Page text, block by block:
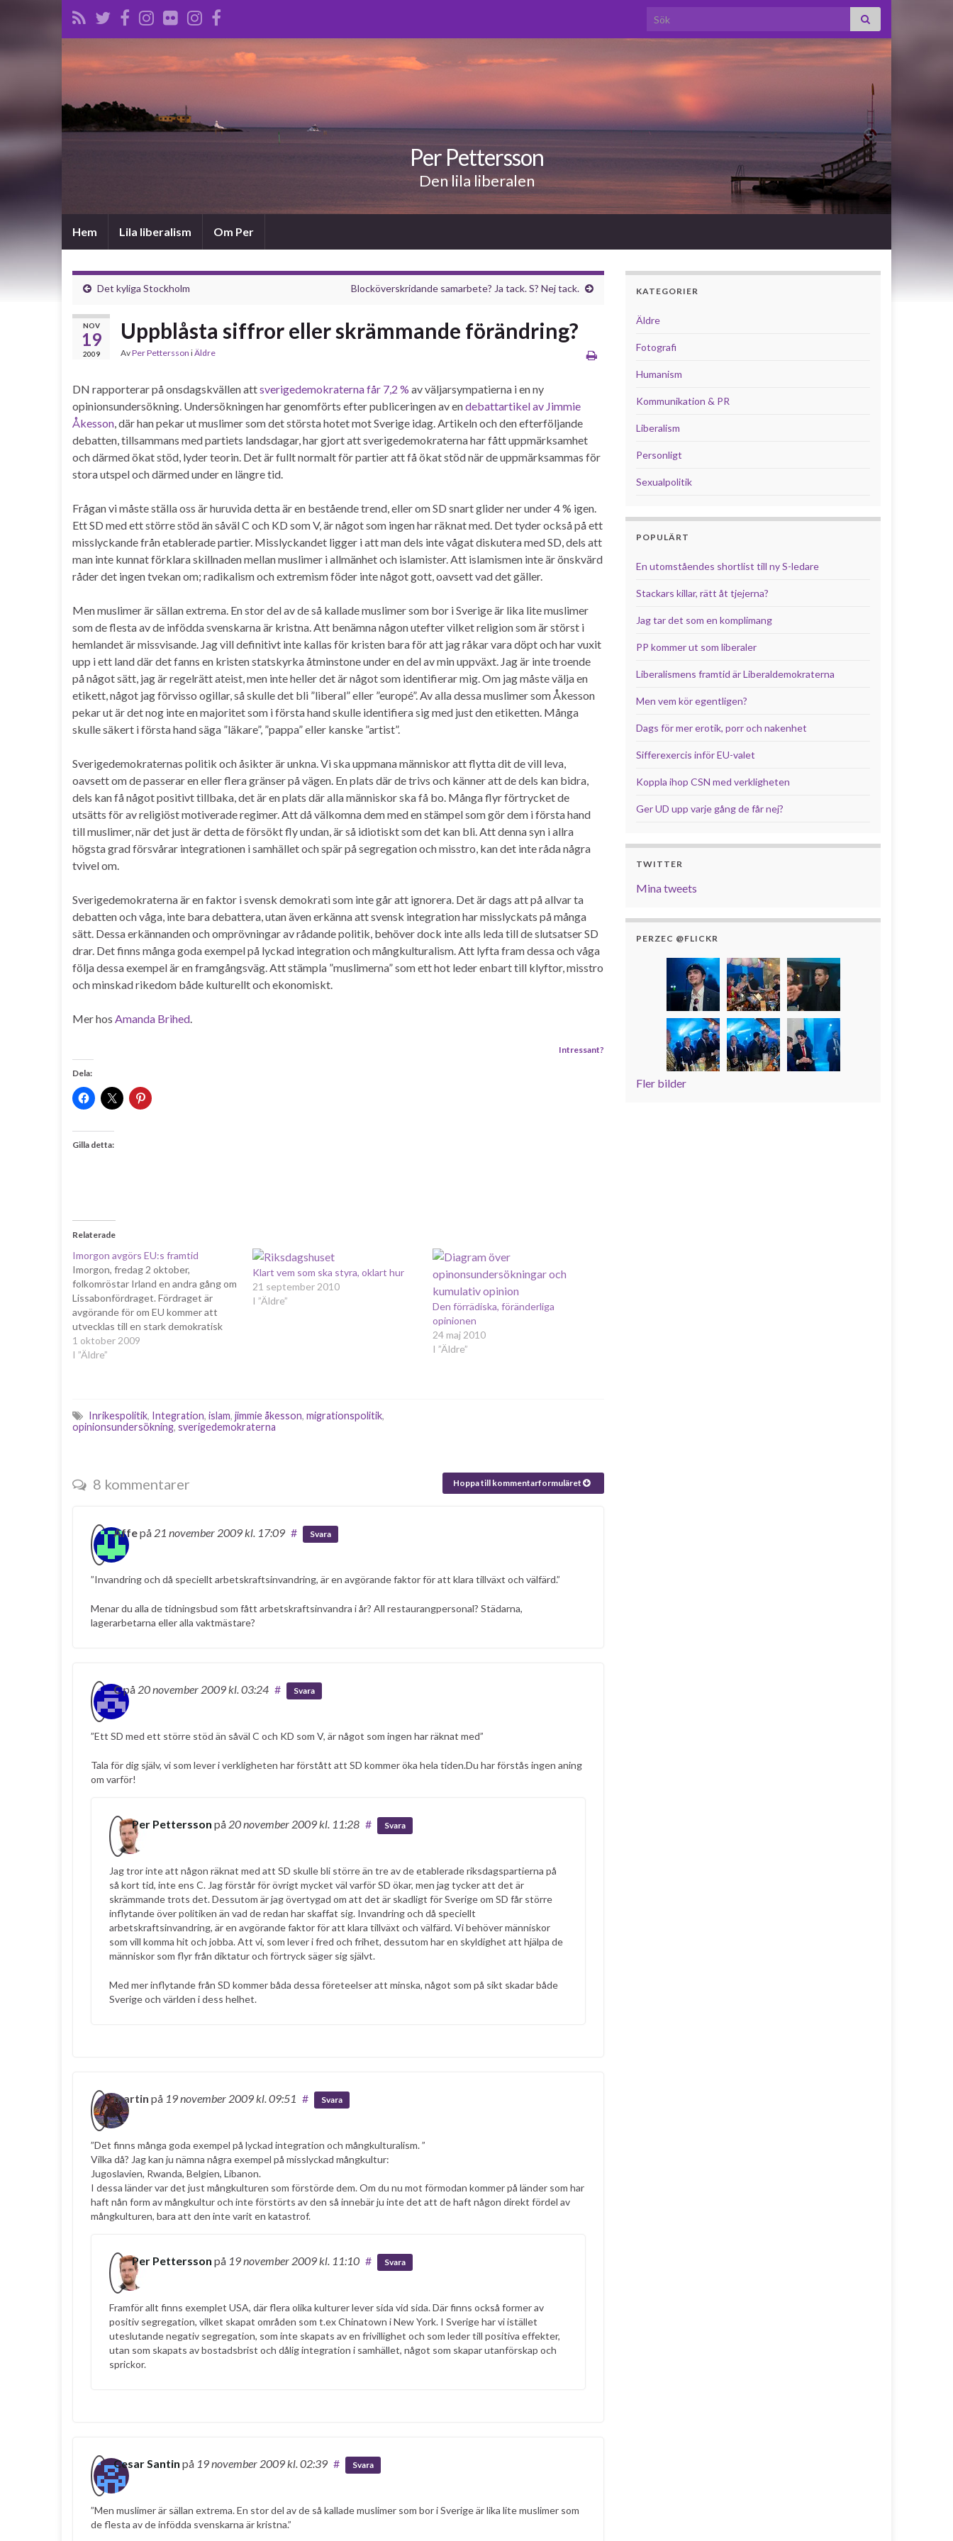
Search for:
Per Pettersson
Den lila liberalen
Hem Lila liberalism Om Per
Det kyliga Stockholm Blocköverskridande samarbete? Ja tack. S? Nej tack.
NOV
19
2009
Uppblåsta siffror eller skrämmande förändring?
AvPer Pettersson iÄldre
DN rapporterar på onsdagskvällen attsverigedemokraterna får 7,2 % av väljarsympatierna i en ny
opinionsundersökning. Undersökningen har genomförts efter publiceringen av endebattartikel av Jimmie
Åkesson, där han pekar ut muslimer som det största hotet mot Sverige idag. Artikeln och den efterföljande
debatten, tillsammans med partiets landsdagar, har gjort att sverigedemokraterna har fått uppmärksamhet
och därmed ökat stöd, lyder teorin. Det är fullt normalt för partier att få ökat stöd när de uppmärksammas för
stora utspel och därmed under en längre tid.
Frågan vi måste ställa oss är huruvida detta är en bestående trend, eller om SD snart glider ner under 4 % igen.
Ett SD med ett större stöd än såväl C och KD som V, är något som ingen har räknat med. Det tyder också på ett
misslyckande från etablerade partier. Misslyckandet ligger i att man dels inte vågat diskutera med SD, dels att
man inte kunnat förklara skillnaden mellan muslimer i allmänhet och islamister. Att islamismen inte är önskvärd
råder det ingen tvekan om; radikalism och extremism föder inte något gott, oavsett vad det gäller.
Men muslimer är sällan extrema. En stor del av de så kallade muslimer som bor i Sverige är lika lite muslimer
som de flesta av de infödda svenskarna är kristna. Att benämna någon utefter vilket religion som är störst i
hemlandet är missvisande. Jag vill definitivt inte kallas för kristen bara för att jag råkar vara döpt och har vuxit
upp i ett land där det fanns en kristen statskyrka åtminstone under en del av min uppväxt. Jag är inte troende
på något sätt, jag är regelrätt ateist, men inte heller det är något som identifierar mig. Om jag måste välja en
etikett, något jag förvisso ogillar, så skulle det bli ”liberal” eller ”europé”. Av alla dessa muslimer som Åkesson
pekar ut är det nog inte en majoritet som i första hand skulle identifiera sig med just den etiketten. Många
skulle säkert i första hand säga ”läkare”, ”pappa” eller kanske ”artist”.
Sverigedemokraternas politik och åsikter är unkna. Vi ska uppmana människor att flytta dit de vill leva,
oavsett om de passerar en eller flera gränser på vägen. En plats där de trivs och känner att de dels kan bidra,
dels kan få något positivt tillbaka, det är en plats där alla människor ska få bo. Många flyr förtrycket de
utsätts för av religiöst motiverade regimer. Att då välkomna dem med en stämpel som gör dem i första hand
till muslimer, när det just är detta de försökt fly undan, är så idiotiskt som det kan bli. Att denna syn i allra
högsta grad försvårar integrationen i samhället och spär på segregation och misstro, kan det inte råda några
tvivel om.
Sverigedemokraterna är en faktor i svensk demokrati som inte går att ignorera. Det är dags att på allvar ta
debatten och våga, inte bara debattera, utan även erkänna att svensk integration har misslyckats på många
sätt. Dessa erkännanden och omprövningar av rådande politik, behöver dock inte alls leda till de slutsatser SD
drar. Det finns många goda exempel på lyckad integration och mångkulturalism. Att lyfta fram dessa och våga
följa dessa exempel är en framgångsväg. Att stämpla ”muslimerna” som ett hot leder enbart till klyftor, misstro
och minskad rikedom både kulturellt och ekonomiskt.
Mer hos Amanda Brihed.
Intressant?
Dela:
Gilla detta:
Relaterade
Imorgon avgörs EU:s framtid
Imorgon, fredag 2 oktober,
folkomröstar Irland en andra gång om
Lissabonfördraget. Fördraget är
avgörande för om EU kommer att
utvecklas till en stark demokratisk
maktfaktor på världsscenen, eller om
utvecklingen kommer att gå mot
begränsade. Dessutom kommer
maktdelningen…
1 oktober 2009
I ”Äldre”
Klart vem som ska styra, oklart hur
21 september 2010
I ”Äldre”
Den förrädiska, föränderliga
opinionen
24 maj 2010
I ”Äldre”
Inrikespolitik, Integration, islam, jimmie åkesson, migrationspolitik,
opinionsundersökning, sverigedemokraterna
8 kommentarer Hoppa till kommentarformuläret
Affepå 21 november 2009kl. 17:09 # Svara
”Invandring och då speciellt arbetskraftsinvandring, är en avgörande faktor för att klara tillväxt och välfärd.”
Menar du alla de tidningsbud som fått arbetskraftsinvandra i år? All restaurangpersonal? Städarna,
lagerarbetarna eller alla vaktmästare?
Cpå 20 november 2009kl. 03:24 # Svara
”Ett SD med ett större stöd än såväl C och KD som V, är något som ingen har räknat med”
Tala för dig själv, vi som lever i verkligheten har förstått att SD kommer öka hela tiden.Du har förstås ingen aning
om varför!
Per Pettersson på 20 november 2009kl. 11:28 # Svara
Jag tror inte att någon räknat med att SD skulle bli större än tre av de etablerade riksdagspartierna på
så kort tid, inte ens C. Jag förstår för övrigt mycket väl varför SD ökar, men jag tycker att det är
skrämmande trots det. Dessutom är jag övertygad om att det är skadligt för Sverige om SD får större
inflytande över politiken än vad de redan har skaffat sig. Invandring och då speciellt
arbetskraftsinvandring, är en avgörande faktor för att klara tillväxt och välfärd. Vi behöver människor
som vill komma hit och jobba. Att vi, som lever i fred och frihet, dessutom har en skyldighet att hjälpa de
människor som flyr från diktatur och förtryck säger sig självt.
Med mer inflytande från SD kommer båda dessa företeelser att minska, något som på sikt skadar både
Sverige och världen i dess helhet.
martin på 19 november 2009kl. 09:51 # Svara
”Det finns många goda exempel på lyckad integration och mångkulturalism. ”
Vilka då? Jag kan ju nämna några exempel på misslyckad mångkultur:
Jugoslavien, Rwanda, Belgien, Libanon.
I dessa länder var det just mångkulturen som förstörde dem. Om du nu mot förmodan kommer på länder som har
haft nån form av mångkultur och inte förstörts av den så innebär ju inte det att de haft någon direkt fördel av
mångkulturen, bara att den inte varit en katastrof.
Per Pettersson på 19 november 2009kl. 11:10 # Svara
Framför allt finns exemplet USA, där flera olika kulturer lever sida vid sida. Där finns också former av
positiv segregation, vilket skapat områden som t.ex Chinatown i New York. I Sverige har vi istället
uteslutande negativ segregation, som inte skapats av en frivillighet och som leder till positiva effekter,
utan som skapats av bostadsbrist och dålig integration i samhället, något som skapar utanförskap och
sprickor.
Cesar Santin på 19 november 2009kl. 02:39 # Svara
”Men muslimer är sällan extrema. En stor del av de så kallade muslimer som bor i Sverige är lika lite muslimer som
de flesta av de infödda svenskarna är kristna.”
KATEGORIER
Äldre
Fotografi
Humanism
Kommunikation & PR
Liberalism
Personligt
Sexualpolitik
POPULÄRT
En utomståendes shortlist till ny S-ledare
Stackars killar, rätt åt tjejerna?
Jag tar det som en komplimang
PP kommer ut som liberaler
Liberalismens framtid är Liberaldemokraterna
Men vem kör egentligen?
Dags för mer erotik, porr och nakenhet
Sifferexercis inför EU-valet
Koppla ihop CSN med verkligheten
Ger UD upp varje gång de får nej?
TWITTER
Mina tweets
PERZEC @FLICKR
Fler bilder